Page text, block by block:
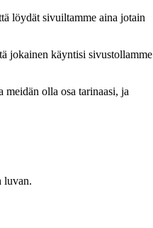
löydät sivuiltamme aina jotain
jokainen käyntisi sivustollamme
olla osa tarinaasi, ja
luvan.